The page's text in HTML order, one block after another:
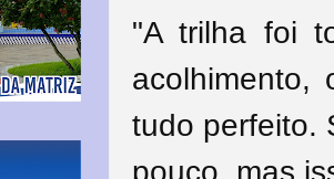
"A trilha foi
acolhimento,
tudo perfeito.